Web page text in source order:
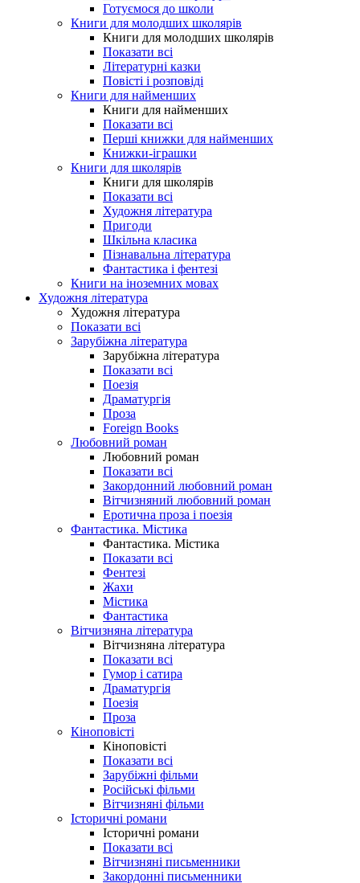
Готуємося до школи
Книги для молодших школярів
Книги для молодших школярів
Показати всі
Літературні казки
Повісті і розповіді
Книги для найменших
Книги для найменших
Показати всі
Перші книжки для найменших
Книжки-іграшки
Книги для школярів
Книги для школярів
Показати всі
Художня література
Пригоди
Шкільна класика
Пізнавальна література
Фантастика і фентезі
Книги на іноземних мовах
Художня література
Художня література
Показати всі
Зарубіжна література
Зарубіжна література
Показати всі
Поезія
Драматургія
Проза
Foreign Books
Любовний роман
Любовний роман
Показати всі
Закордонний любовний роман
Вітчизняний любовний роман
Еротична проза і поезія
Фантастика. Містика
Фантастика. Містика
Показати всі
Фентезі
Жахи
Містика
Фантастика
Вітчизняна література
Вітчизняна література
Показати всі
Гумор і сатира
Драматургія
Поезія
Проза
Кіноповісті
Кіноповісті
Показати всі
Зарубіжні фільми
Російські фільми
Вітчизняні фільми
Історичні романи
Історичні романи
Показати всі
Вітчизняні письменники
Закордонні письменники